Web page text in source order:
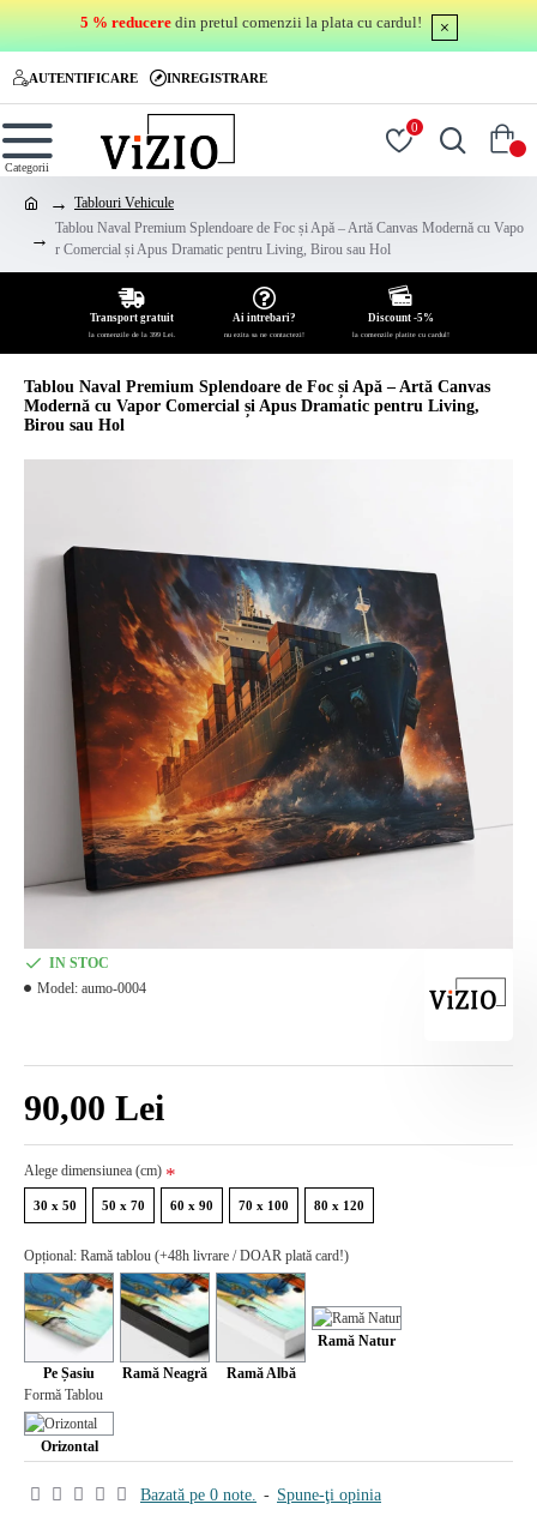
5 % reducere din pretul comenzii la plata cu cardul!
AUTENTIFICARE INREGISTRARE
0
Tablouri Vehicule
Tablou Naval Premium Splendoare de Foc și Apă – Artă Canvas Modernă cu Vapo
r Comercial și Apus Dramatic pentru Living, Birou sau Hol
Transport gratuit
la comenzile de la 399 Lei.
Ai intrebari?
nu ezita sa ne contactezi!
Discount -5%
la comenzile platite cu cardul!
Tablou Naval Premium Splendoare de Foc și Apă – Artă Canvas
Modernă cu Vapor Comercial și Apus Dramatic pentru Living,
Birou sau Hol
Bazată pe 0 note. - Spune-ţi opinia
90,00 Lei
IN STOC
Model: aumo-0004
Alege dimensiunea (cm)
30 x 50 50 x 70 60 x 90 70 x 100 80 x 120
Opțional: Ramă tablou (+48h livrare / DOAR plată card!)
Pe Șasiu Ramă Neagră Ramă Albă
Ramă Natur
Formă Tablou
Orizontal